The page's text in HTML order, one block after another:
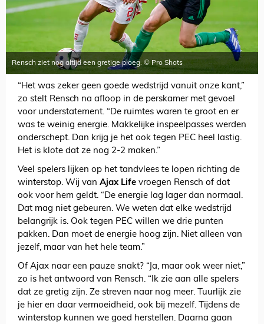
Rensch ziet nog altijd een gretige ploeg. © Pro Shots
“Het was zeker geen goede wedstrijd vanuit onze kant,”
zo stelt Rensch na afloop in de perskamer met gevoel
voor understatement. “De ruimtes waren te groot en er
was te weinig energie. Makkelijke inspeelpasses werden
onderschept. Dan krijg je het ook tegen PEC heel lastig.
Het is klote dat ze nog 2-2 maken.”
Veel spelers lijken op het tandvlees te lopen richting de
winterstop. Wij van Ajax Life vroegen Rensch of dat
ook voor hem geldt. “De energie lag lager dan normaal.
Dat mag niet gebeuren. We weten dat elke wedstrijd
belangrijk is. Ook tegen PEC willen we drie punten
pakken. Dan moet de energie hoog zijn. Niet alleen van
jezelf, maar van het hele team.”
Of Ajax naar een pauze snakt? “Ja, maar ook weer niet,”
zo is het antwoord van Rensch. “Ik zie aan alle spelers
dat ze gretig zijn. Ze streven naar nog meer. Tuurlijk zie
je hier en daar vermoeidheid, ook bij mezelf. Tijdens de
winterstop kunnen we goed herstellen. Daarna gaan